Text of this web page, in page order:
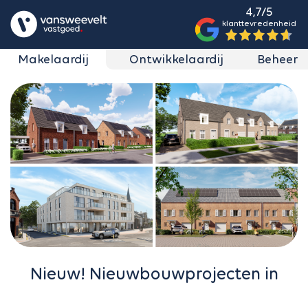
4,7/5
klanttevredenheid
Makelaardij Ontwikkelaardij Beheer
Nieuw! Nieuwbouwprojecten in